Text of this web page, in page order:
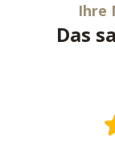
Ihre
Das